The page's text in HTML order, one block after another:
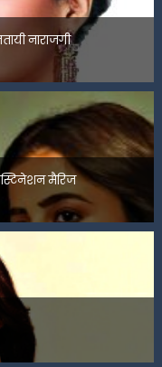
नाराजगी
मैरिज